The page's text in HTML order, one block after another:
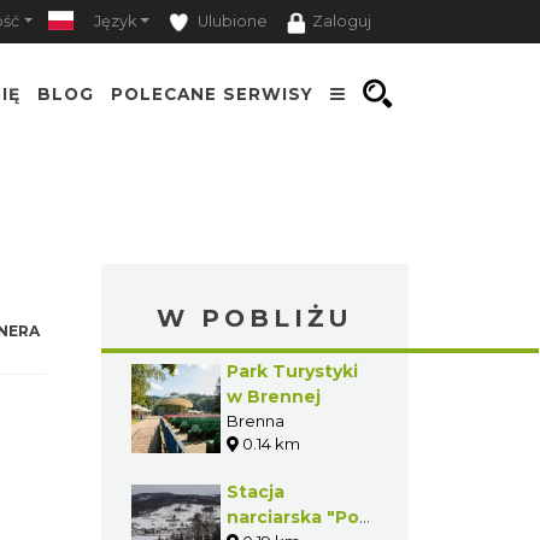
Język Ulubione Zaloguj
BLOG POLECANE SERWISY
W POBLIŻU
Park Turystyki
w Brennej
Brenna
0.14 km
Stacja
narciarska "Pod